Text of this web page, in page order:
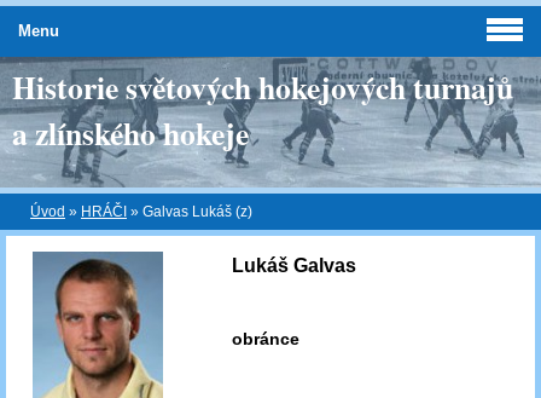
Historie světových hokejových turnajů
a zlínského hokeje
Úvod » HRÁČI » Galvas Lukáš (z)
Lukáš Galvas
obránce
Menu